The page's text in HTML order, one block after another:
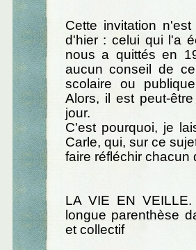
Cette invitation
d'hier : celui qui l'a
nous a quittés en
aucun conseil de
scolaire ou
Alors, il est peut-
jour.
C'est pourquoi, je
Carle, qui, sur ce
faire réfléchir chacun
LA VIE EN
longue parenthèse
et collectif